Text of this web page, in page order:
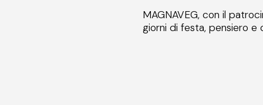
MAGNAVEG, con il
giorni di festa, pensiero e